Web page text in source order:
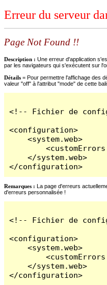
Erreur du serveur
Page Not Found !!
Description : Une erreur d'application
par les navigateurs qui s'exécutent sur
Détails = Pour permettre l'affichage des
valeur "off" à l'attribut "mode" de cette
<!-- Fichier de
<configuration>
    <system.web>
    </system.web>
</configuration>
Remarques : La page d'erreurs
d'erreurs personnalisée !
<!-- Fichier de
<configuration>
    <system.web>
    </system.web>
</configuration>